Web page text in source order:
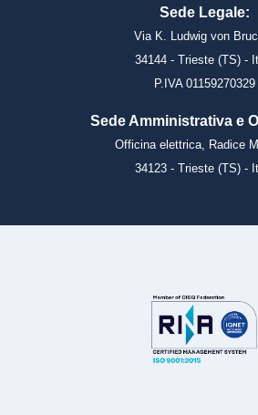
Sede Legale:
Via K. Ludwig von
34144 - Trieste (TS) -
P.IVA 01159270329
Sede Amministrativa e
Officina elettrica, Radice
34123 - Trieste (TS) -